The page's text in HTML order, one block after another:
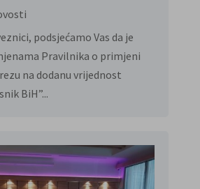
podsjećamo Vas da je
Pravilnika o primjeni
na dodanu vrijednost
BiH”...